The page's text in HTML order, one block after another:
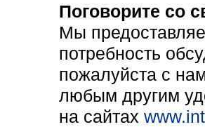
Поговорите со
Мы
потребность
пожалуйста c
любым другим
на сайтах